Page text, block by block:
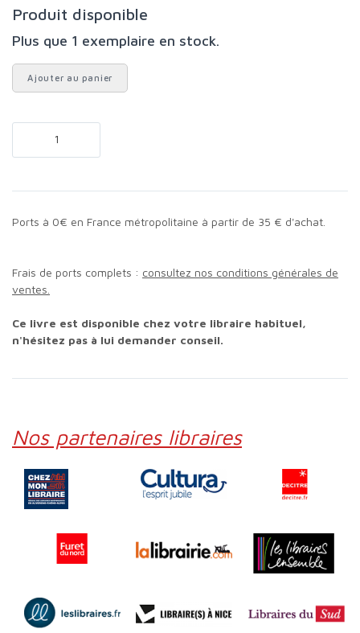
Produit disponible
Plus que 1 exemplaire en stock.
Ajouter au panier
Ports à 0€ en France métropolitaine à partir de 35 € d'achat.
Frais de ports complets : consultez nos conditions générales de
ventes.
Ce livre est disponible chez votre libraire habituel,
n'hésitez pas à lui demander conseil.
Nos partenaires libraires